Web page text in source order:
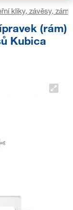
kliky, závěsy,
(rám)
Kubica